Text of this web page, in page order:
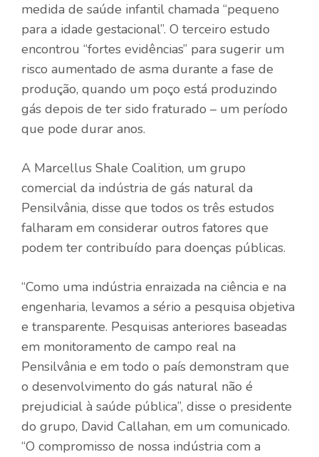
medida de saúde infantil chamada “pequeno
para a idade gestacional”. O terceiro estudo
encontrou “fortes evidências” para sugerir um
risco aumentado de asma durante a fase de
produção, quando um poço está produzindo
gás depois de ter sido fraturado – um período
que pode durar anos.
A Marcellus Shale Coalition, um grupo
comercial da indústria de gás natural da
Pensilvânia, disse que todos os três estudos
falharam em considerar outros fatores que
podem ter contribuído para doenças públicas.
“Como uma indústria enraizada na ciência e na
engenharia, levamos a sério a pesquisa objetiva
e transparente. Pesquisas anteriores baseadas
em monitoramento de campo real na
Pensilvânia e em todo o país demonstram que
o desenvolvimento do gás natural não é
prejudicial à saúde pública”, disse o presidente
do grupo, David Callahan, em um comunicado.
“O compromisso de nossa indústria com a